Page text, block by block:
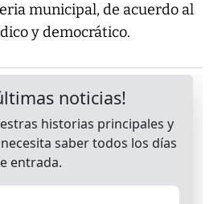
municipal, de acuerdo al
y democrático.